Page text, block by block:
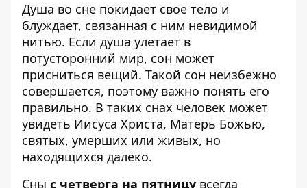
Душа во сне покидает свое тело и
блуждает, связанная с ним невидимой
нитью. Если душа улетает в
потусторонний мир, сон может
присниться вещий. Такой сон неизбежно
совершается, поэтому важно понять его
правильно. В таких снах человек может
увидеть Иисуса Христа, Матерь Божью,
святых, умерших или живых, но
находящихся далеко.
Сны с четверга на пятницу всегда